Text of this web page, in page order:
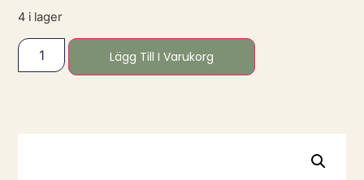
4 i lager
Lägg Till I Varukorg